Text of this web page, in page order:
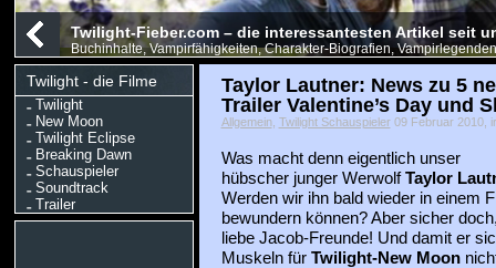
Twilight-Fieber.com – die interessantesten Artikel seit
Buchinhalte, Vampirfähigkeiten, Charakter-Biografien,
Twilight - die Filme
Twilight
New Moon
Twilight Eclipse
Breaking Dawn
Schauspieler
Soundtrack
Trailer
Taylor Lautner: News zu 5
Trailer Valentine’s Day und
Allgemein, Twilight Schauspieler09 Februar 2010,
Was macht denn eigentlich unser
hübscher junger WerwolfTaylor
Werden wir ihn bald wieder in einem
bewundern können? Aber sicher
liebe Jacob-Freunde! Und damit er
Muskeln für Twilight-New Moon